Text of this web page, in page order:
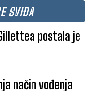
SVIĐA
postala je
način vođenja